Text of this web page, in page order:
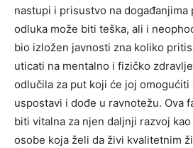
nastupi i prisustvo na događanjima
odluka može biti teška, ali i
bio izložen javnosti zna koliko
uticati na mentalno i fizičko
odlučila za put koji će joj omogućiti
uspostavi i dođe u ravnotežu. Ova
biti vitalna za njen daljnji razvoj
osobe koja želi da živi kvalitetnim